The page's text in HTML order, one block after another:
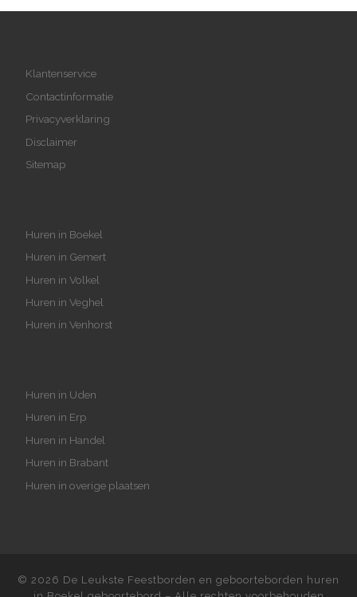
Klantenservice
Contactinformatie
Privacyverklaring
Disclaimer
Sitemap
Huren in Boekel
Huren in Gemert
Huren in Volkel
Huren in Veghel
Huren in Venhorst
Huren in Uden
Huren in Erp
Huren in Handel
Huren in Brabant
Huren in overige plaatsen
© 2026 De Leukste Feestborden en geboorteborden huren